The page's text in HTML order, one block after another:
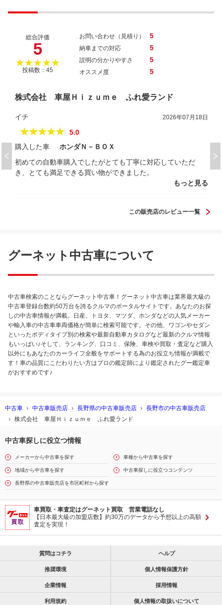
総合評価
5
★★★★★
投稿数：45
お問い合わせ（見積り） 5
納車までの対応 5
説明の分かりやすさ 5
オススメ度 5
株式会社 車屋Ｈｉｚｕｍｅ ふれ愛ランド
イチ 2026年07月18日
★★★★★
5.0
購入した車
ホンダＮ－ＢＯＸ
初めての自動車購入でしたがとても丁寧に対応していただ
き、とても満足できる買い物ができました。
もっと見る
この販売店のレビュー一覧
グーネット中古車について
中古車検索のことならグーネット中古車！グーネット中古車は業界最大級の
中古車登録台数約50万台を誇るクルマのポータルサイトです。あなたのお探
しの中古車情報が満載。日産、トヨタ、マツダ、ホンダなどの人気メーカー
や輸入車の中古車車両価格が簡単に検索可能です。その他、ワゴンやセダン
といったボディタイプ別の検索や最新自動車カタログなど最新のクルマ情報
もいっぱい♪そして、ランキング、口コミ、保険、車検や買取・査定など購入
以外にもあなたのカーライフ全般をサポートする為のお役立ち情報が満載で
す！車の品質にこだわりたい方はプロの鑑定師により鑑定されたグー鑑定車
がおすすめです♪
中古車 中古車販売店 長野県の中古車販売店
長野市の中古車販売店
株式会社 車屋Ｈｉｚｕｍｅ ふれ愛ランド
中古車探しに役立つ情報
メーカーから中古車を探す 車種から中古車を探す
地域から中古車を探す 中古車探しに役立つコンテンツ
長野県の中古車販売店を市区町村から探す
車買取・車査定はグーネット買取 営業電話なし
【日本最大級の加盟店数】約30万のデータから予想以上の高額
査定を実現！
質問はコチラ ヘルプ
推奨環境 個人情報保護方針
企業情報 採用情報
利用規約 個人情報の取扱いについて